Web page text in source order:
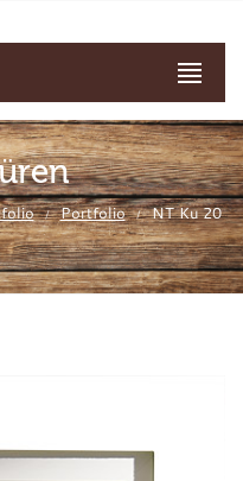
/ Portfolio /
NT Ku 20